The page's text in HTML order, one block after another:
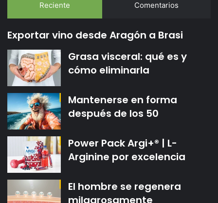
Reciente Comentarios
Exportar vino desde Aragón a Brasi
Grasa visceral: qué es y
cómo eliminarla
Mantenerse en forma
después de los 50
Power Pack Argi+® | L-
Arginine por excelencia
El hombre se regenera
milagrosamente